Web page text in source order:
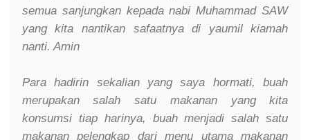
semua sanjungkan kepada nabi Muhammad SAW
yang kita nantikan safaatnya di yaumil kiamah
nanti. Amin
Para hadirin sekalian yang saya hormati, buah
merupakan salah satu makanan yang kita
konsumsi tiap harinya, buah menjadi salah satu
makanan pelengkap dari menu utama makanan